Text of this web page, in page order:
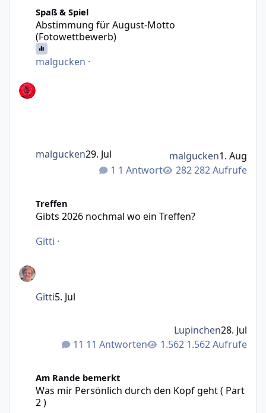
Spaß & Spiel
Abstimmung für August-Motto
(Fotowettbewerb)
malgucken ·
1 Antwort 282 Aufrufe
malgucken29. Jul malgucken1. Aug
Treffen
Gibts 2026 nochmal wo ein Treffen?
Gitti ·
11 Antworten 1.562 Aufrufe
Gitti5. Jul
Lupinchen28. Jul
Am Rande bemerkt
Was mir Persönlich durch den Kopf geht ( Part
2 )